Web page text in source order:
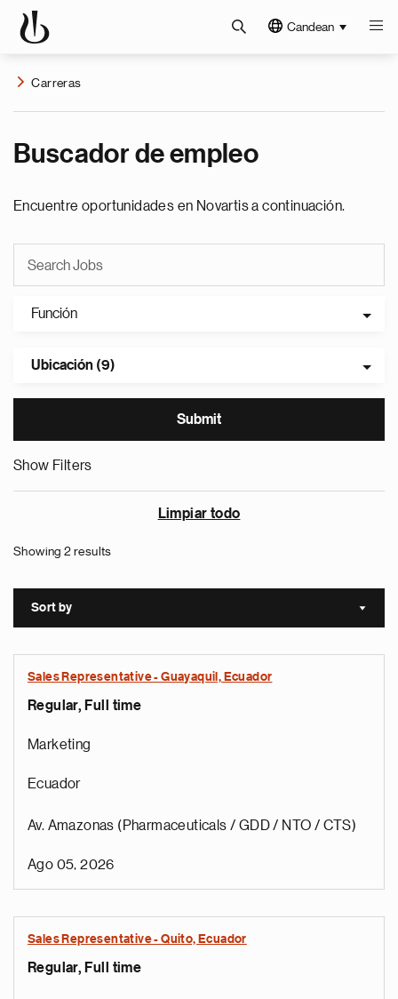
Candean
Carreras
Buscador de empleo
Encuentre oportunidades en Novartis a continuación.
Función
Ubicación (9)
Show Filters
Limpiar todo
Showing 2 results
Sort by Sort
Sales Representative - Guayaquil, Ecuador
Regular, Full time
Marketing
Ecuador
Av. Amazonas (Pharmaceuticals / GDD / NTO / CTS)
Ago 05, 2026
Sales Representative - Quito, Ecuador
Regular, Full time